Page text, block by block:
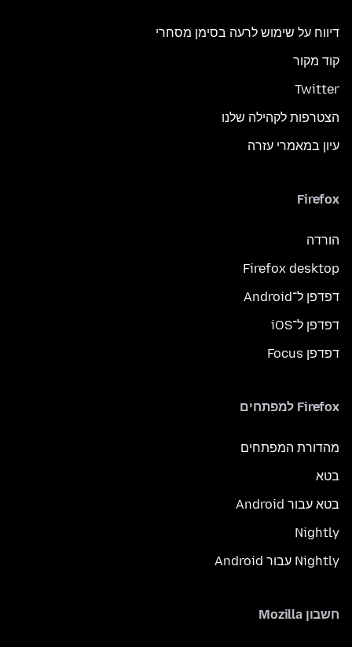
דיווח על שימוש לרעה בסימן מסחרי
קוד מקור
Twitter
הצטרפות לקהילה שלנו
עיון במאמרי עזרה
Firefox
הורדה
Firefox desktop
דפדפן ל־Android
דפדפן ל־iOS
דפדפן Focus
Firefox למפתחים
מהדורת המפתחים
בטא
בטא עבור Android
Nightly
Nightly עבור Android
חשבון Mozilla